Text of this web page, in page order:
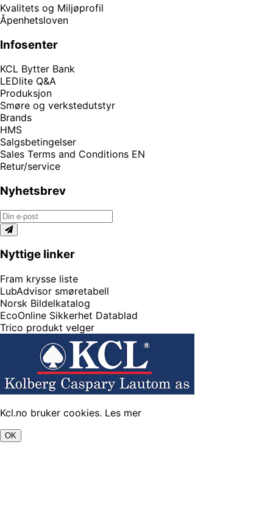
Kvalitets og Miljøprofil
Åpenhetsloven
Infosenter
KCL Bytter Bank
LEDlite Q&A
Produksjon
Smøre og verkstedutstyr
Brands
HMS
Salgsbetingelser
Sales Terms and Conditions EN
Retur/service
Nyhetsbrev
Nyttige linker
Fram krysse liste
LubAdvisor smøretabell
Norsk Bildelkatalog
EcoOnline Sikkerhet Datablad
Trico produkt velger
Kcl.no bruker cookies. Les mer
OK